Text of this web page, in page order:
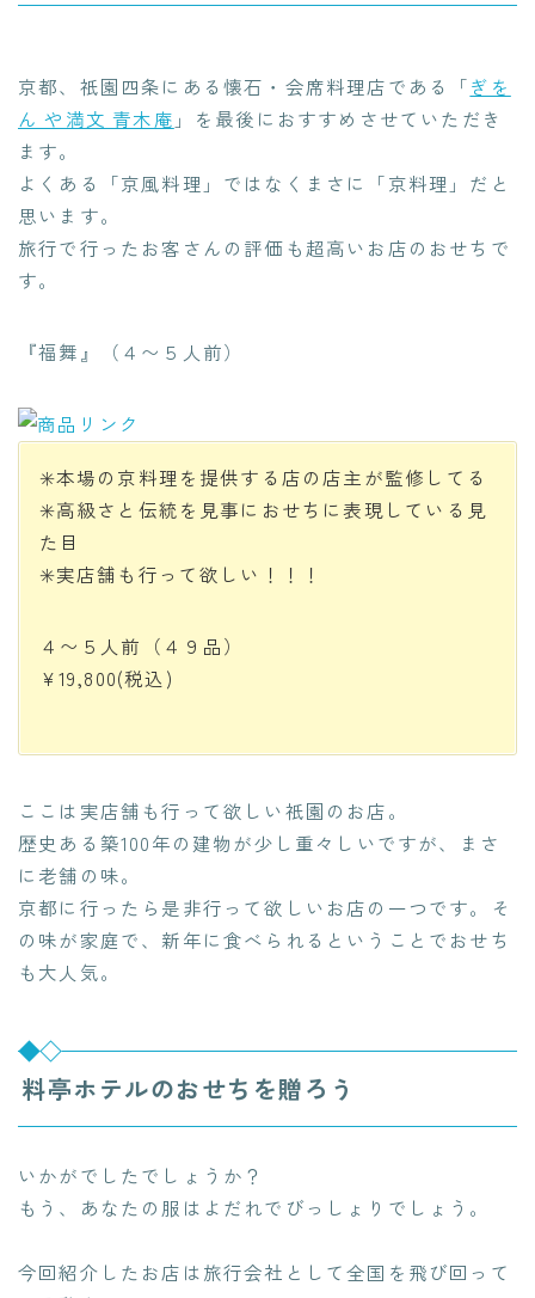
京都、祇園四条にある懐石・会席料理店である「ぎを
ん や満文 青木庵 」を最後におすすめさせていただき
ます。
よくある「京風料理」ではなくまさに「京料理」だと
思います。
旅行で行ったお客さんの評価も超高いお店のおせちで
す。
『福舞』（４〜５人前）
✳️本場の京料理を提供する店の店主が監修してる
✳️高級さと伝統を見事におせちに表現している見
た目
✳️実店舗も行って欲しい！！！
４〜５人前（４９品）
¥19,800(税込)
ここは実店舗も行って欲しい祇園のお店。
歴史ある築100年の建物が少し重々しいですが、まさ
に老舗の味。
京都に行ったら是非行って欲しいお店の一つです。そ
の味が家庭で、新年に食べられるということでおせち
も大人気。
料亭ホテルのおせちを贈ろう
いかがでしたでしょうか？
もう、あなたの服はよだれでびっしょりでしょう。
今回紹介したお店は旅行会社として全国を飛び回って